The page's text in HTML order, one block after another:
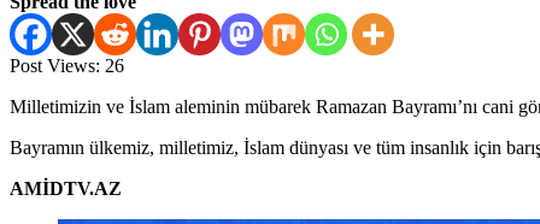
Post Views: 26
Milletimizin ve İslam aleminin mübarek Ramazan Bayramı’nı cani
Bayramın ülkemiz, milletimiz, İslam dünyası ve tüm insanlık için
AMİDTV.AZ